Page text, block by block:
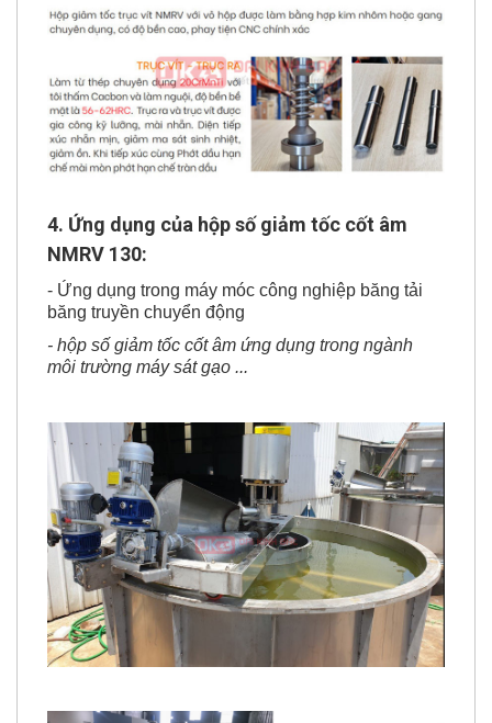
4. Ứng dụng của hộp số giảm tốc cốt âm
NMRV 130:
- Ứng dụng trong máy móc công nghiệp băng tải
băng truyền chuyển động
- hộp số giảm tốc cốt âm ứng dụng trong ngành
môi trường máy sát gạo ...